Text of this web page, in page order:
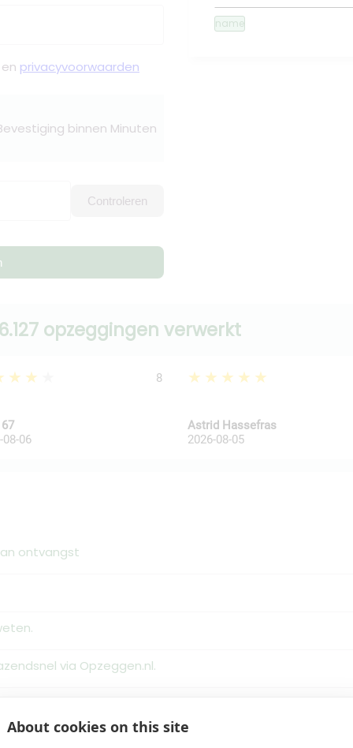
About cookies on this site
privacyvoorwaarden
binnen Minuten
Controleren
name
opzeggingen verwerkt
8
08-06
★★★★★
Astrid Hassefras
2026-08-05
ontvangst
via Opzeggen.nl.